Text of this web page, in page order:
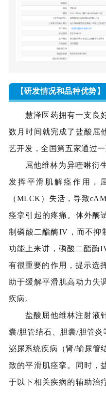
【研发情况和品种优势】
慧泽医药拥有一支良
数月时间就完成了盐酸屈
艺开发，全国第五家通过一
屈他维林为异喹啉衍
发挥平滑肌解痉作用，
（MLCK）失活，导致
痉挛引起的疼痛。体外酶
制磷酸二酯酶IV，而不抑
功能上来讲，磷酸二酯酶
有很重要的作用，提示选
助于缓解平滑肌高动力失
疾病。
盐酸屈他维林注射液
囊/胆管结石、胆囊/胆管炎
泌尿系统疾病（肾/输尿管
致的平滑肌痉挛。同时，
于以下相关疾病的辅助治